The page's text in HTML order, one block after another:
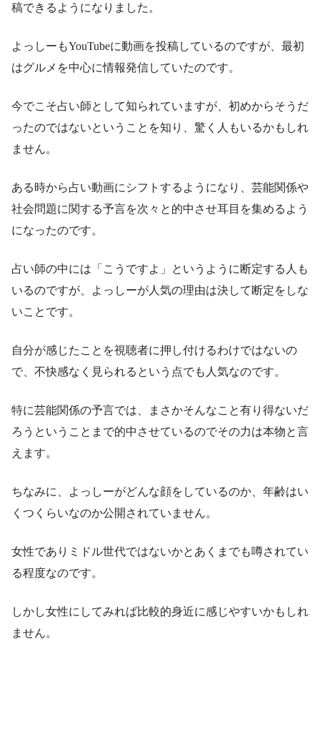
稿できるようになりました。
よっしーもYouTubeに動画を投稿しているのですが、最初
はグルメを中心に情報発信していたのです。
今でこそ占い師として知られていますが、初めからそうだ
ったのではないということを知り、驚く人もいるかもしれ
ません。
ある時から占い動画にシフトするようになり、芸能関係や
社会問題に関する予言を次々と的中させ耳目を集めるよう
になったのです。
占い師の中には「こうですよ」というように断定する人も
いるのですが、よっしーが人気の理由は決して断定をしな
いことです。
自分が感じたことを視聴者に押し付けるわけではないの
で、不快感なく見られるという点でも人気なのです。
特に芸能関係の予言では、まさかそんなこと有り得ないだ
ろうということまで的中させているのでその力は本物と言
えます。
ちなみに、よっしーがどんな顔をしているのか、年齢はい
くつくらいなのか公開されていません。
女性でありミドル世代ではないかとあくまでも噂されてい
る程度なのです。
しかし女性にしてみれば比較的身近に感じやすいかもしれ
ません。